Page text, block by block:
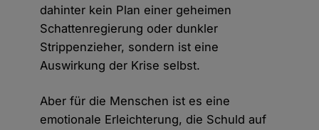
dahinter kein Plan einer geheimen
Schattenregierung oder dunkler
Strippenzieher, sondern ist eine
Auswirkung der Krise selbst.
Aber für die Menschen ist es eine
emotionale Erleichterung, die Schuld auf